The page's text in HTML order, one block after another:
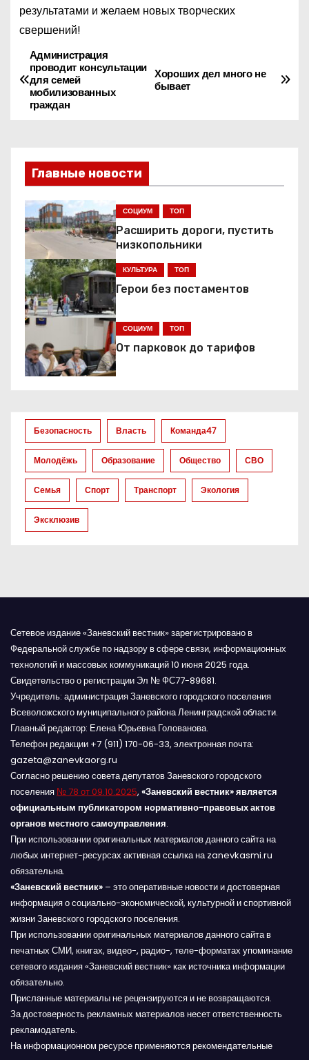
результатами и желаем новых творческих
свершений!
Н
а
г
а
ц
и
я
п
о
з
п
и
с
я
Хороших дел много не
бывает
Администрация
проводит консультации
для семей
мобилизованных
граждан
Главные новости
СОЦИУМ ТОП
Расширить дороги, пустить
низкопольники
КУЛЬТУРА ТОП
Герои без постаментов
СОЦИУМ ТОП
От парковок до тарифов
Безопасность Власть Команда47
Молодёжь Образование Общество СВО
Семья Спорт Транспорт Экология
Эксклюзив
Сетевое издание «Заневский вестник» зарегистрировано в
Федеральной службе по надзору в сфере связи, информационных
технологий и массовых коммуникаций 10 июня 2025 года.
Свидетельство о регистрации Эл № ФС77-89681.
Учредитель: администрация Заневского городского поселения
Всеволожского муниципального района Ленинградской области.
Главный редактор: Елена Юрьевна Голованова.
Телефон редакции +7 (911) 170-06-33, электронная почта:
gazeta@zanevkaorg.ru
Согласно решению совета депутатов Заневского городского
поселения № 78 от 09.10.2025, «Заневский вестник» является
официальным публикатором нормативно-правовых актов
органов местного самоуправления.
При использовании оригинальных материалов данного сайта на
любых интернет-ресурсах активная ссылка на zanevkasmi.ru
обязательна.
«Заневский вестник» – это оперативные новости и достоверная
информация о социально-экономической, культурной и спортивной
жизни Заневского городского поселения.
При использовании оригинальных материалов данного сайта в
печатных СМИ, книгах, видео-, радио-, теле-форматах упоминание
сетевого издания «Заневский вестник» как источника информации
обязательно.
Присланные материалы не рецензируются и не возвращаются.
За достоверность рекламных материалов несет ответственность
рекламодатель.
На информационном ресурсе применяются рекомендательные